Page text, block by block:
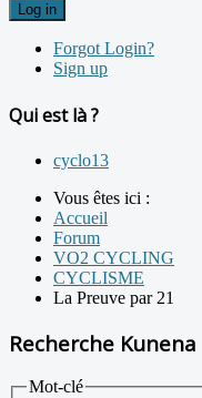
Log in
Forgot Login?
Sign up
Qui est là ?
cyclo13
Vous êtes ici :
Accueil
Forum
VO2 CYCLING
CYCLISME
La Preuve par 21
Recherche Kunena
Mot-clé